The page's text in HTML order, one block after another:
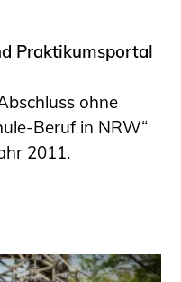
Praktikumsportal
ohne
Beruf in NRW“
2011.